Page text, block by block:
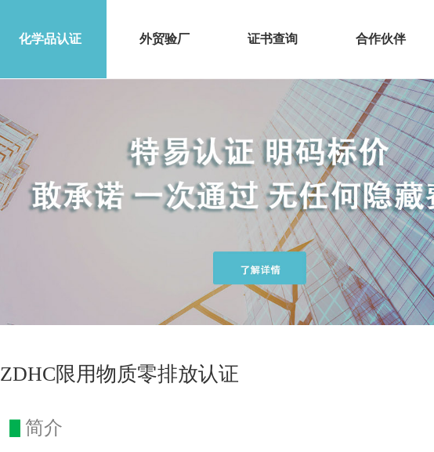
化学品认证 外贸验厂 证书查询 合作伙伴
ZDHC限用物质零排放认证
简介